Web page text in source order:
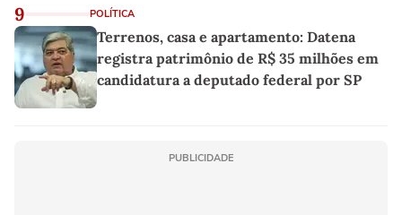
9 POLÍTICA
Terrenos, casa e apartamento: Datena
registra patrimônio de R$ 35 milhões em
candidatura a deputado federal por SP
PUBLICIDADE